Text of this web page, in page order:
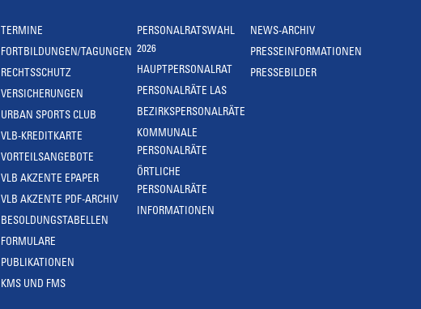
TERMINE
FORTBILDUNGEN/TAGUNGEN
RECHTSSCHUTZ
VERSICHERUNGEN
URBAN SPORTS CLUB
VLB-KREDITKARTE
VORTEILSANGEBOTE
VLB AKZENTE EPAPER
VLB AKZENTE PDF-ARCHIV
BESOLDUNGSTABELLEN
FORMULARE
PUBLIKATIONEN
KMS UND FMS
PERSONALRATSWAHL
2026
HAUPTPERSONALRAT
PERSONALRÄTE LAS
BEZIRKSPERSONALRÄTE
KOMMUNALE
PERSONALRÄTE
ÖRTLICHE
PERSONALRÄTE
INFORMATIONEN
NEWS-ARCHIV
PRESSEINFORMATIONEN
PRESSEBILDER